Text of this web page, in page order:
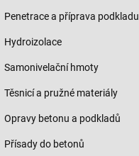
Penetrace a příprava podkladu
Hydroizolace
Samonivelační hmoty
Těsnicí a pružné materiály
Opravy betonu a podkladů
Přísady do betonů